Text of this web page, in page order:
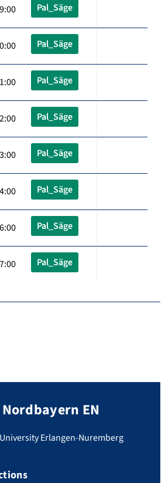
Pal_Säge
Pal_Säge
Pal_Säge
Pal_Säge
Pal_Säge
Pal_Säge
Pal_Säge
Pal_Säge
EN
Erlangen-Nuremberg